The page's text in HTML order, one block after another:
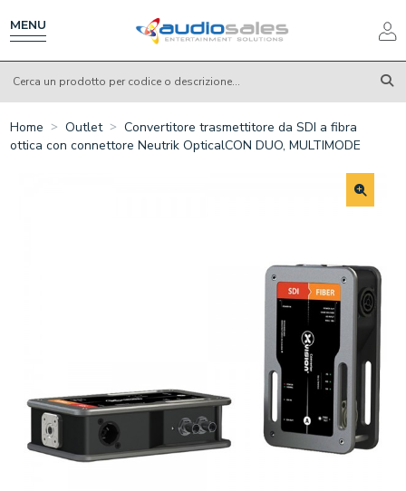
contenuto
principale
MENU
Home Outlet
Convertitore trasmettitore da SDI a fibra
ottica con connettore Neutrik OpticalCON DUO, MULTIMODE